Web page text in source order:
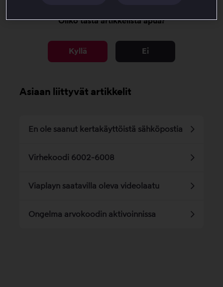
Oliko tästä artikkelista apua?
Kyllä Ei
Asiaan liittyvät artikkelit
En ole saanut kertakäyttöistä sähköpostia
Virhekoodi 6002-6008
Viaplayn saatavilla oleva videolaatu
Ongelma arvokoodin aktivoinnissa